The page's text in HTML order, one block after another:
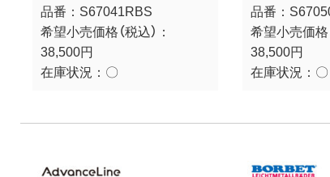
品番： S67041RBS
希望小売価格（税込）：
38,500円
在庫状況： 〇
品番：
希望小売価格
38,500円
在庫状況： 〇